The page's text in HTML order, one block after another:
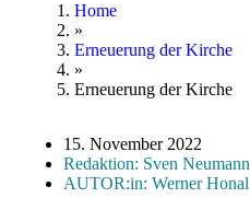
Home
»
Erneuerung der Kirche
»
Erneuerung der Kirche
15. November 2022
Redaktion: Sven Neumann
AUTOR:in: Werner Honal